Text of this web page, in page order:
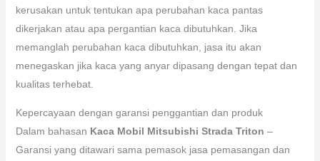
kerusakan untuk tentukan apa perubahan kaca pantas
dikerjakan atau apa pergantian kaca dibutuhkan. Jika
memanglah perubahan kaca dibutuhkan, jasa itu akan
menegaskan jika kaca yang anyar dipasang dengan tepat dan
kualitas terhebat.
Kepercayaan dengan garansi penggantian dan produk
Dalam bahasan Kaca Mobil Mitsubishi Strada Triton –
Garansi yang ditawari sama pemasok jasa pemasangan dan